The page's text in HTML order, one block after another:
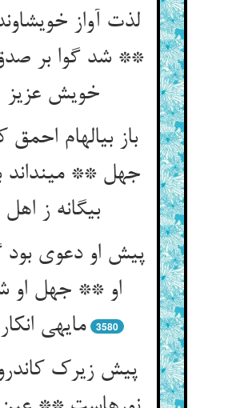
لذت آواز
** شد گوا بر
خویش عزیز
باز بی‏الهام احمق
جهل ** می‏نداند
بیگانه ز اهل‏
پیش او دعوی بود
او ** جهل او
مایه‏ی
3580
پیش زیرک